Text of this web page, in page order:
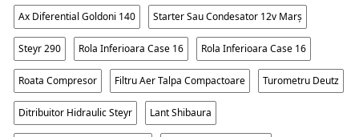
Ax Diferential Goldoni 140 Starter Sau Condesator 12v Marș
Steyr 290 Rola Inferioara Case 16 Rola Inferioara Case 16
Roata Compresor Filtru Aer Talpa Compactoare Turometru Deutz
Ditribuitor Hidraulic Steyr Lant Shibaura